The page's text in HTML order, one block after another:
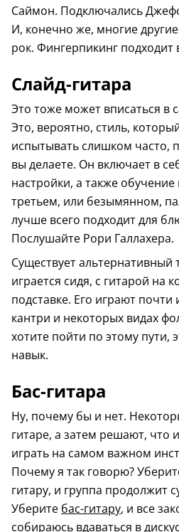
Саймон. Подключались
И, конечно же, многие
рок. Фингерпикинг подходит
Слайд-гитара
Это тоже может вписаться в
Это, вероятно, стиль,
испытывать слишком часто,
вы делаете. Он включает в
настройки, а также
третьем, или безымянном,
лучше всего подходит для
Послушайте Рори Галлахера.
Существует альтернативный
играется сидя, с гитарой на
подставке. Его играют
кантри и некоторых видах
хотите пойти по этому пути,
навык.
Бас-гитара
Ну, почему бы и нет.
гитаре, а затем решают, что
играть на самом важном
Почему я так говорю?
гитару, и группа продолжит
Уберите бас-гитару, и все
собираюсь вдаваться в